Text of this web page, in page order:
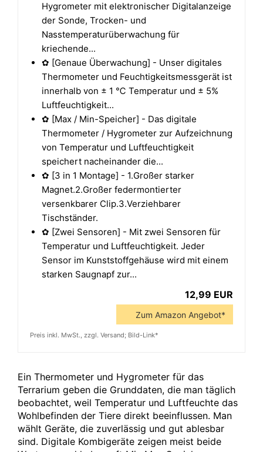
Hygrometer mit elektronischer Digitalanzeige
der Sonde, Trocken- und
Nasstemperaturüberwachung für
kriechende...
✿ [Genaue Überwachung] - Unser digitales
Thermometer und Feuchtigkeitsmessgerät ist
innerhalb von ± 1 ℃ Temperatur und ± 5%
Luftfeuchtigkeit...
✿ [Max / Min-Speicher] - Das digitale
Thermometer / Hygrometer zur Aufzeichnung
von Temperatur und Luftfeuchtigkeit
speichert nacheinander die...
✿ [3 in 1 Montage] - 1.Großer starker
Magnet.2.Großer federmontierter
versenkbarer Clip.3.Verziehbarer
Tischständer.
✿ [Zwei Sensoren] - Mit zwei Sensoren für
Temperatur und Luftfeuchtigkeit. Jeder
Sensor im Kunststoffgehäuse wird mit einem
starken Saugnapf zur...
12,99 EUR
Zum Amazon Angebot*
Preis inkl. MwSt., zzgl. Versand; Bild-Link*
Ein Thermometer und Hygrometer für das
Terrarium geben die Grunddaten, die man täglich
beobachtet, weil Temperatur und Luftfeuchte das
Wohlbefinden der Tiere direkt beeinflussen. Man
wählt Geräte, die zuverlässig und gut ablesbar
sind. Digitale Kombigeräte zeigen meist beide